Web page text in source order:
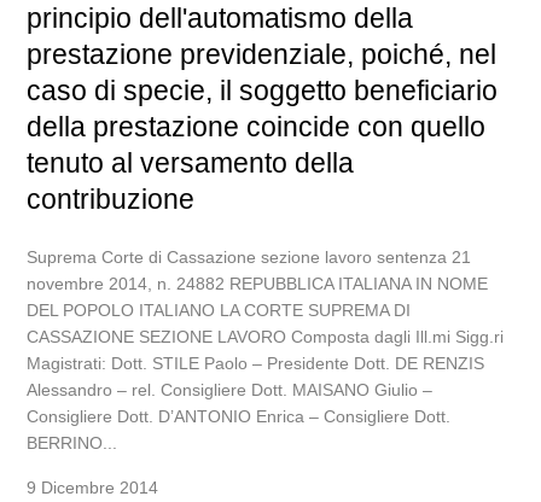
principio dell'automatismo della
prestazione previdenziale, poiché, nel
caso di specie, il soggetto beneficiario
della prestazione coincide con quello
tenuto al versamento della
contribuzione
Suprema Corte di Cassazione sezione lavoro sentenza 21
novembre 2014, n. 24882 REPUBBLICA ITALIANA IN NOME
DEL POPOLO ITALIANO LA CORTE SUPREMA DI
CASSAZIONE SEZIONE LAVORO Composta dagli Ill.mi Sigg.ri
Magistrati: Dott. STILE Paolo – Presidente Dott. DE RENZIS
Alessandro – rel. Consigliere Dott. MAISANO Giulio –
Consigliere Dott. D’ANTONIO Enrica – Consigliere Dott.
BERRINO...
9 Dicembre 2014